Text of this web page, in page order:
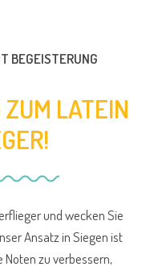
BEGEISTERUNG
LATEIN
und wecken Sie
Ansatz in Siegen ist
zu verbessern,